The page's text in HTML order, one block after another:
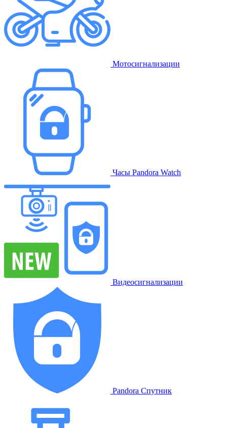
Мотосигнализации
Часы Pandora Watch
Видеосигнализации
Pandora Спутник